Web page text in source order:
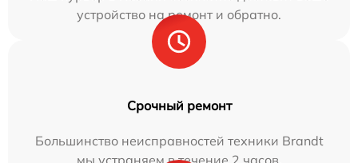
устройство на ремонт и обратно.
Срочный ремонт
Большинство неисправностей техники Brandt
мы устраняем в течение 2 часов.